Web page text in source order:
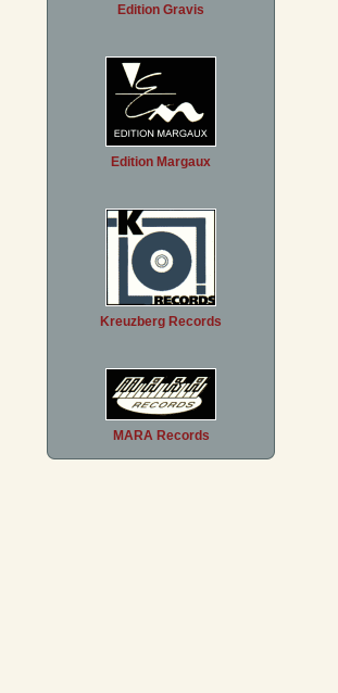
Edition Gravis
Edition Margaux
Kreuzberg Records
MARA Records